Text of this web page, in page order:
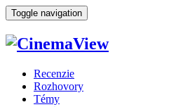
Toggle navigation
Recenzie
Rozhovory
Témy